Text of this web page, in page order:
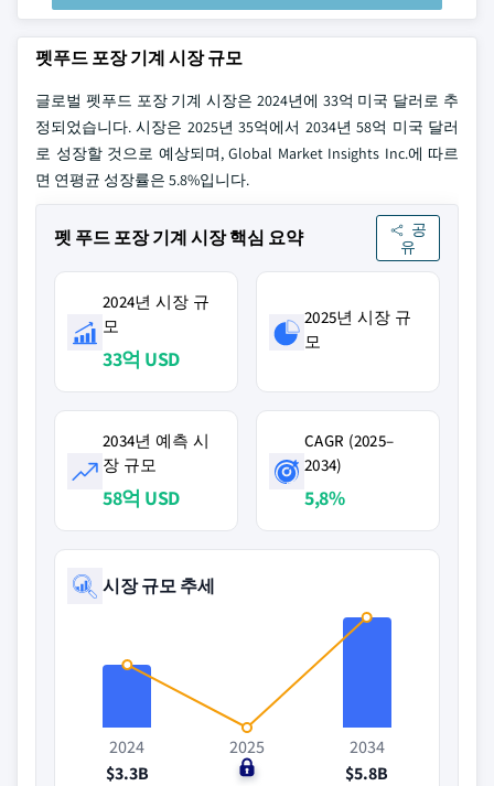
펫푸드 포장 기계 시장 규모
글로벌 펫푸드 포장 기계 시장은 2024년에 33억 미국 달러로 추
정되었습니다. 시장은 2025년 35억에서 2034년 58억 미국 달러
로 성장할 것으로 예상되며, Global Market Insights Inc.에 따르
면 연평균 성장률은 5.8%입니다.
펫 푸드 포장 기계 시장 핵심 요약
공
유
2024년 시장 규
모
33억 USD
2025년 시장 규
모
2034년 예측 시
장 규모
58억 USD
CAGR (2025–
2034)
5,8%
시장 규모 추세
2024
$3.3B
2025
$0
2034
$5.8B